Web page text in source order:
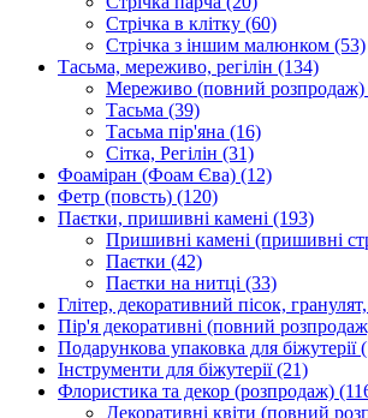
Стрічка в клітку (60)
Стрічка з іншим малюнком (53)
Тасьма, мереживо, регілін (134)
Мереживо (повний розпродаж)
Тасьма (39)
Тасьма пір'яна (16)
Сітка, Регілін (31)
Фоаміран (Фоам Єва) (12)
Фетр (повсть) (120)
Паєтки, пришивні камені (193)
Пришивні камені (пришивні
Паєтки (42)
Паєтки на нитці (33)
Глітер, декоративний пісок,
Пір'я декоративні (повний
Подарункова упаковка для біжутерії
Інструменти для біжутерії(21)
Флористика та декор (розпродаж)
Декоративні квіти (повний